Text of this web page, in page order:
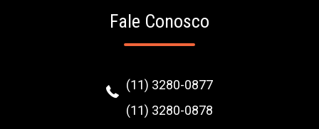
Fale Conosco
(11) 3280-0877
(11) 3280-0878